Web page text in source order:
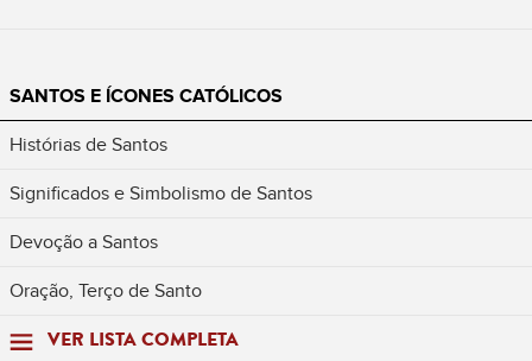
SANTOS E ÍCONES CATÓLICOS
Histórias de Santos
Significados e Simbolismo de Santos
Devoção a Santos
Oração, Terço de Santo
VER LISTA COMPLETA